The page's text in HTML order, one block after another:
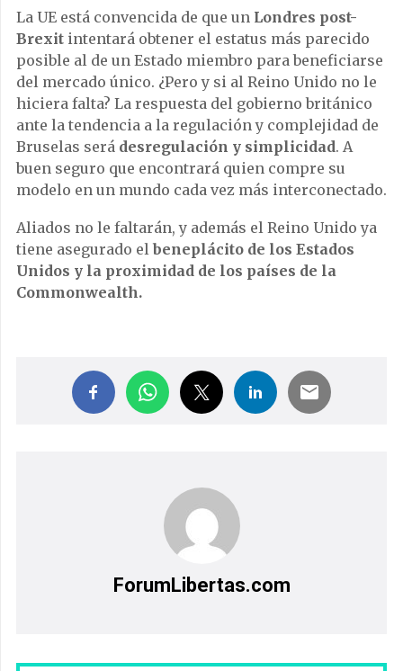
La UE está convencida de que un Londres post-
Brexit intentará obtener el estatus más parecido
posible al de un Estado miembro para beneficiarse
del mercado único. ¿Pero y si al Reino Unido no le
hiciera falta? La respuesta del gobierno británico
ante la tendencia a la regulación y complejidad de
Bruselas será desregulación y simplicidad. A
buen seguro que encontrará quien compre su
modelo en un mundo cada vez más interconectado.
Aliados no le faltarán, y además el Reino Unido ya
tiene asegurado el beneplácito de los Estados
Unidos y la proximidad de los países de la
Commonwealth.
ForumLibertas.com